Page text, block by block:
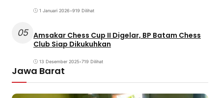
1 Januari 2026•919 Dilihat
05 Amsakar Chess Cup II Digelar, BP Batam Chess
Club Siap Dikukuhkan
13 Desember 2025•719 Dilihat
Jawa Barat